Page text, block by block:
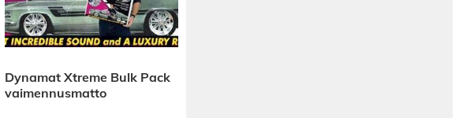
Dynamat Xtreme Bulk Pack
vaimennusmatto